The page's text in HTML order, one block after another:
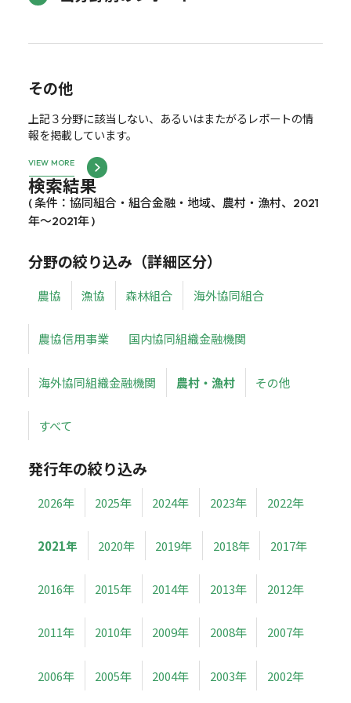
その他
上記３分野に該当しない、あるいはまたがるレポートの情
報を掲載しています。
VIEW MORE
検索結果
( 条件：協同組合・組合金融・地域、農村・漁村、2021
年～2021年 )
分野の絞り込み（詳細区分）
農協 漁協 森林組合 海外協同組合
農協信用事業 国内協同組織金融機関
海外協同組織金融機関 農村・漁村 その他
すべて
発行年の絞り込み
2026年 2025年 2024年 2023年 2022年
2021年 2020年 2019年 2018年 2017年
2016年 2015年 2014年 2013年 2012年
2011年 2010年 2009年 2008年 2007年
2006年 2005年 2004年 2003年 2002年